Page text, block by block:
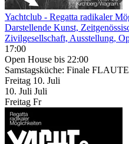
Yachtclub - Regatta radikaler
Darstellende Kunst,
Zivilgesellschaft, Ausstellung,
17:00
Open House bis 22:00
Samstagsküche: Finale
Freitag 10. Juli
10. Juli Juli
Freitag Fr